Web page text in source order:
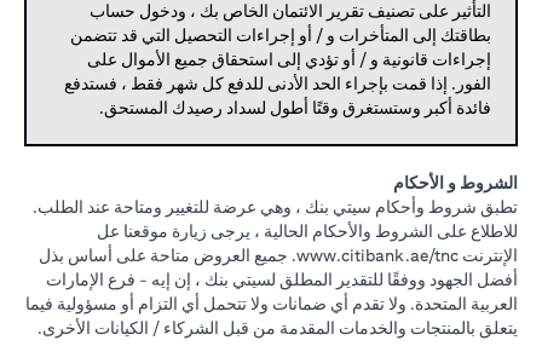
التأثير على تصنيف تقرير الائتمان الخاص بك ، ودخول حساب
بطاقتك إلى المتأخرات و / أو إجراءات التحصيل التي قد تتضمن
إجراءات قانونية و / أو تؤدي إلى استحقاق جميع الأموال على
الفور. إذا قمت بإجراء الحد الأدنى للدفع كل شهر فقط ، فستدفع
فائدة أكبر وستستغرق وقتًا أطول لسداد رصيدك المستحق.
الشروط و الأحكام
تطبق شروط وأحكام سيتي بنك ، وهي عرضة للتغيير ومتاحة عند الطلب.
للاطلاع على الشروط والأحكام الحالية ، يرجى زيارة موقعنا عل
الإنترنت www.citibank.ae/tnc.
opens in a new tab
جميع العروض متاحة على أساس بذل
أفضل الجهود ووفقًا للتقدير المطلق لسيتي بنك ، إن إيه - فرع الإمارات
العربية المتحدة. ولا تقدم أي ضمانات ولا تتحمل أي التزام أو مسؤولية فيما
يتعلق بالمنتجات والخدمات المقدمة من قبل الشركاء / الكيانات الأخرى.